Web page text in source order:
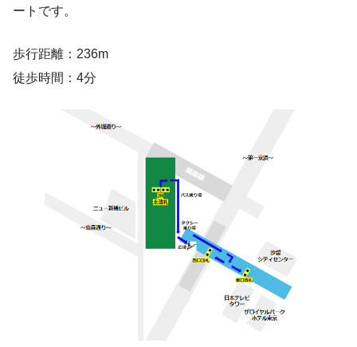
ートです。
歩行距離：236m
徒歩時間：4分